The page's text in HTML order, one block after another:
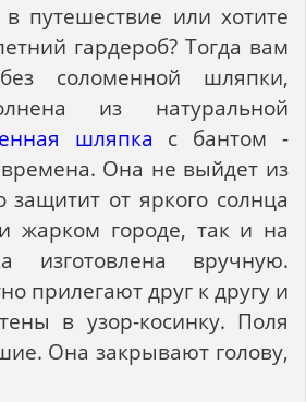
в путешествие или хотите
гардероб? Тогда вам
соломенной шляпки,
из натуральной
шляпка с бантом -
Она не выйдет из
от яркого солнца
жарком городе, так и на
изготовлена вручную.
прилегают друг к другу и
в узор-косинку. Поля
Она закрывают голову,